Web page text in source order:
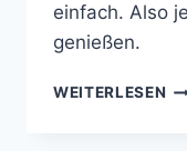
einfach. Also
genießen.
WEITERLESEN